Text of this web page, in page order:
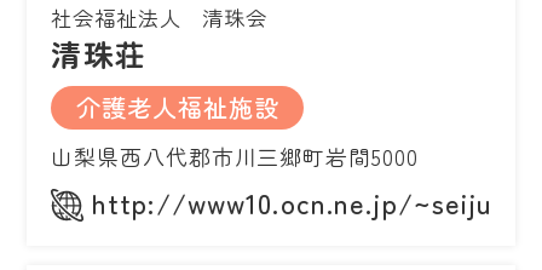
社会福祉法人 清珠会
清珠荘
介護老人福祉施設
山梨県西八代郡市川三郷町岩間5000
http://www10.ocn.ne.jp/~seijusou